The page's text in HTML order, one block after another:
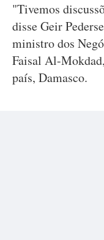
"Tivemos
disse Geir
ministro dos
Faisal Al-
país, Damasco.